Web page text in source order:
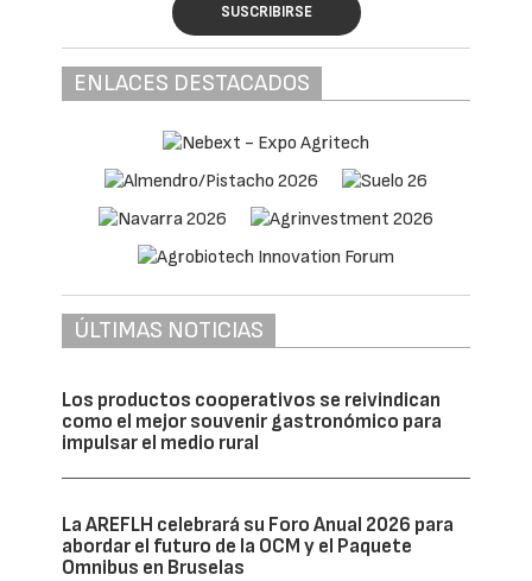
SUSCRIBIRSE
ENLACES DESTACADOS
ÚLTIMAS NOTICIAS
Los productos cooperativos se reivindican
como el mejor souvenir gastronómico para
impulsar el medio rural
La AREFLH celebrará su Foro Anual 2026 para
abordar el futuro de la OCM y el Paquete
Omnibus en Bruselas